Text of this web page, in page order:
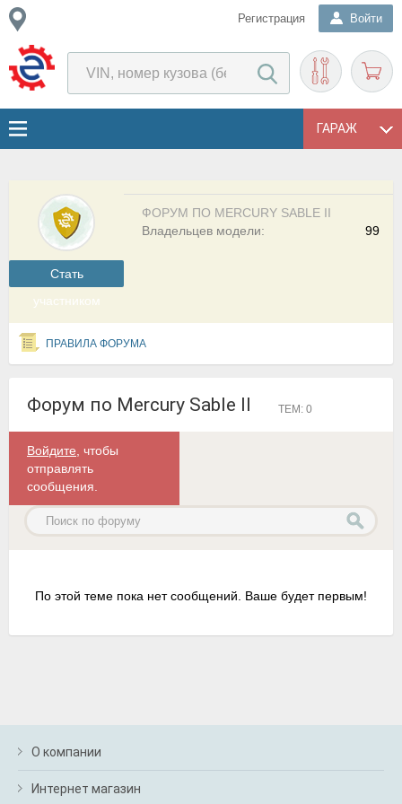
Регистрация Войти
ГАРАЖ
Cтать
участником
ФОРУМ ПО MERCURY SABLE II
99
Владельцев модели:
ПРАВИЛА ФОРУМА
Форум по Mercury Sable II ТЕМ: 0
Войдите , чтобы
отправлять
сообщения.
По этой теме пока нет сообщений. Ваше будет первым!
О компании
Интернет магазин